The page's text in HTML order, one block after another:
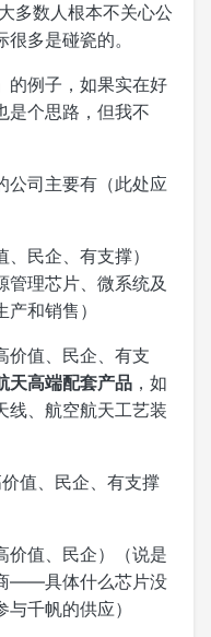
多数人根本不关心公
多是碰瓷的。
的例子，如果实在好
是个思路，但我不
公司主要有（此处应
民企、有支撑）
管理芯片、微系统及
和销售）
价值、民企、有支
天高端配套产品 ，如
线、航空航天工艺装
值、民企、有支撑
价值、民企）（说是
——具体什么芯片没
千帆的供应）